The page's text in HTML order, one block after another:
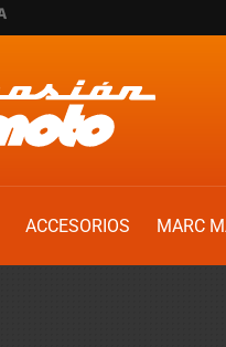
ACCESORIOS
MARC